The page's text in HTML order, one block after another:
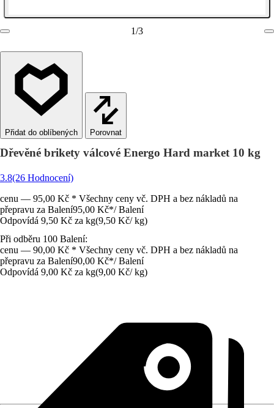
1/3
Porovnat
Dřevěné brikety válcové Energo Hard market 10 kg
3.8(26 Hodnocení)
cenu — 95,00 Kč * Všechny ceny vč. DPH a bez nákladů na
přepravu za Balení95,00 Kč*/ Balení
Odpovídá 9,50 Kč za kg(9,50 Kč/ kg)
Při odběru 100 Balení:
cenu — 90,00 Kč * Všechny ceny vč. DPH a bez nákladů na
přepravu za Balení90,00 Kč*/ Balení
Odpovídá 9,00 Kč za kg(9,00 Kč/ kg)